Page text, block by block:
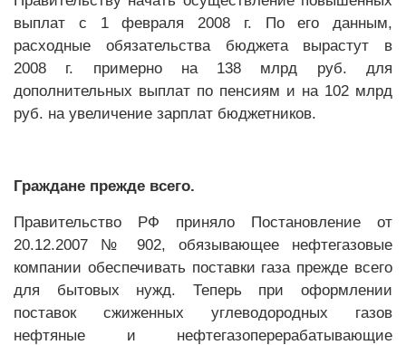
выплат с 1 февраля 2008 г. По его данным,
расходные обязательства бюджета вырастут в
2008 г. примерно на 138 млрд руб. для
дополнительных выплат по пенсиям и на 102 млрд
руб. на увеличение зарплат бюджетников.
Граждане прежде всего.
Правительство РФ приняло Постановление от
20.12.2007 № 902, обязывающее нефтегазовые
компании обеспечивать поставки газа прежде всего
для бытовых нужд. Теперь при оформлении
поставок сжиженных углеводородных газов
нефтяные и нефтегазоперерабатывающие